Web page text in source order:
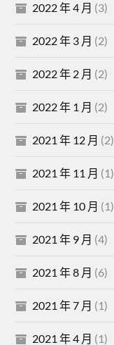
2022 年 4 月 (3)
2022 年 3 月 (2)
2022 年 2 月 (2)
2022 年 1 月 (2)
2021 年 12 月 (2)
2021 年 11 月 (1)
2021 年 10 月 (1)
2021 年 9 月 (4)
2021 年 8 月 (6)
2021 年 7 月 (1)
2021 年 4 月 (1)